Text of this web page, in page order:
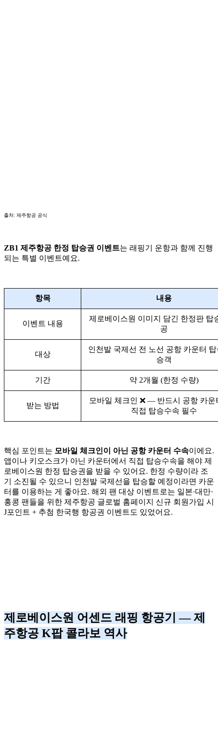
출처: 제주항공 공식
ZB1 제주항공 한정 탑승권 이벤트는 래핑기 운항과 함께 진행
되는 특별 이벤트예요.
항목 내용
이벤트 내용
제로베이스원 이미지 담긴 한정판 탑
공
대상
인천발 국제선 전 노선 공항 카운터
승객
기간 약 2개월 (한정 수량)
받는 방법
모바일 체크인 ❌ — 반드시 공항 카운
직접 탑승수속 필수
핵심 포인트는 모바일 체크인이 아닌 공항 카운터 수속이에요.
앱이나 키오스크가 아닌 카운터에서 직접 탑승수속을 해야 제
로베이스원 한정 탑승권을 받을 수 있어요. 한정 수량이라 조
기 소진될 수 있으니 인천발 국제선을 탑승할 예정이라면 카운
터를 이용하는 게 좋아요. 해외 팬 대상 이벤트로는 일본·대만·
홍콩 팬들을 위한 제주항공 글로벌 홈페이지 신규 회원가입 시
J포인트 + 추첨 한국행 항공권 이벤트도 있었어요.
제로베이스원 어센드 래핑 항공기 — 제
주항공 K팝 콜라보 역사